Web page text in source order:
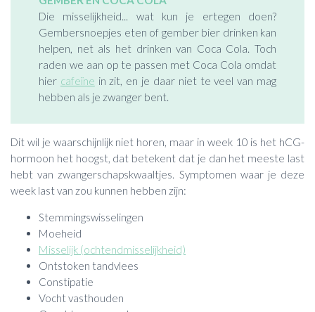
Die misselijkheid... wat kun je ertegen doen?
Gembersnoepjes eten of gember bier drinken kan
helpen, net als het drinken van Coca Cola. Toch
raden we aan op te passen met Coca Cola omdat
hier cafeïne in zit, en je daar niet te veel van mag
hebben als je zwanger bent.
Dit wil je waarschijnlijk niet horen, maar in week 10 is het hCG-
hormoon het hoogst, dat betekent dat je dan het meeste last
hebt van zwangerschapskwaaltjes. Symptomen waar je deze
week last van zou kunnen hebben zijn:
Stemmingswisselingen
Moeheid
Misselijk (ochtendmisselijkheid)
Ontstoken tandvlees
Constipatie
Vocht vasthouden